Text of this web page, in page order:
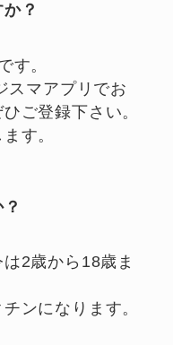
？
す。
スマアプリでお
ご登録下さい。
す。
2歳から18歳ま
ンになります。